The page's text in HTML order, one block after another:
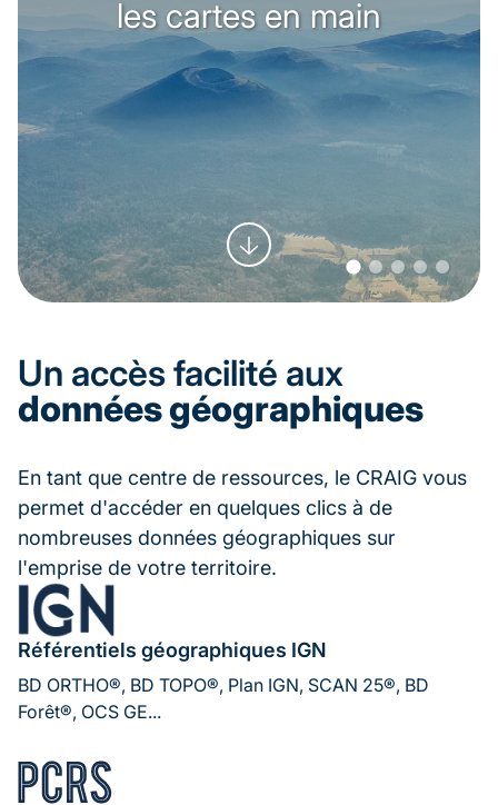
les cartes en main
les cartes en main
les cartes en main
les cartes en main
les cartes en main
Un accès facilité aux
données géographiques
En tant que centre de ressources, le CRAIG vous
permet d'accéder en quelques clics à de
nombreuses données géographiques sur
l'emprise de votre territoire.
Image
Référentiels géographiques IGN
BD ORTHO®, BD TOPO®, Plan IGN, SCAN 25®, BD
Forêt®, OCS GE...
Image